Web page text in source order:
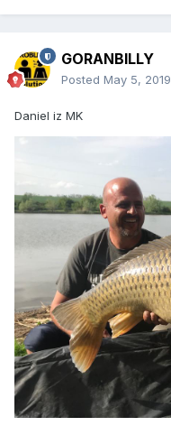
GORANBILLY
Posted May 5, 2019
Daniel iz MK